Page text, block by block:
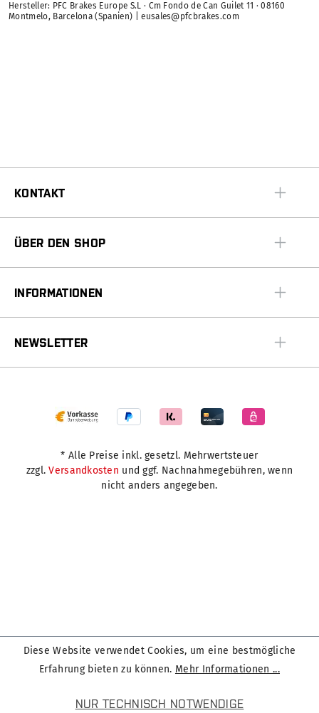
Hersteller: PFC Brakes Europe S.L · Cm Fondo de Can Guilet 11 · 08160
Montmelo, Barcelona (Spanien) | eusales@pfcbrakes.com
KONTAKT
ÜBER DEN SHOP
INFORMATIONEN
NEWSLETTER
* Alle Preise inkl. gesetzl. Mehrwertsteuer
zzgl.Versandkosten und ggf. Nachnahmegebühren, wenn
nicht anders angegeben.
Diese Website verwendet Cookies, um eine bestmögliche
Erfahrung bieten zu können. Mehr Informationen ...
NUR TECHNISCH NOTWENDIGE